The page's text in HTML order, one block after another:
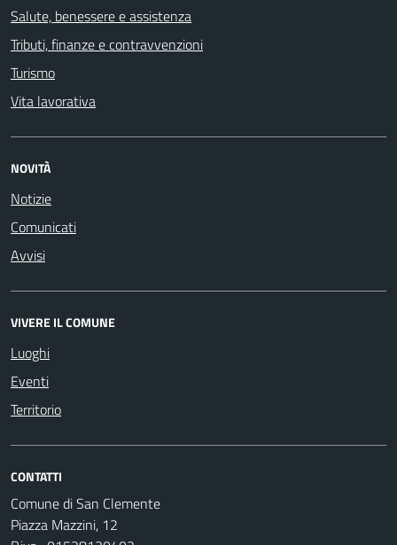
Salute, benessere e assistenza
Tributi, finanze e contravvenzioni
Turismo
Vita lavorativa
NOVITÀ
Notizie
Comunicati
Avvisi
VIVERE IL COMUNE
Luoghi
Eventi
Territorio
CONTATTI
Comune di San Clemente
Piazza Mazzini, 12